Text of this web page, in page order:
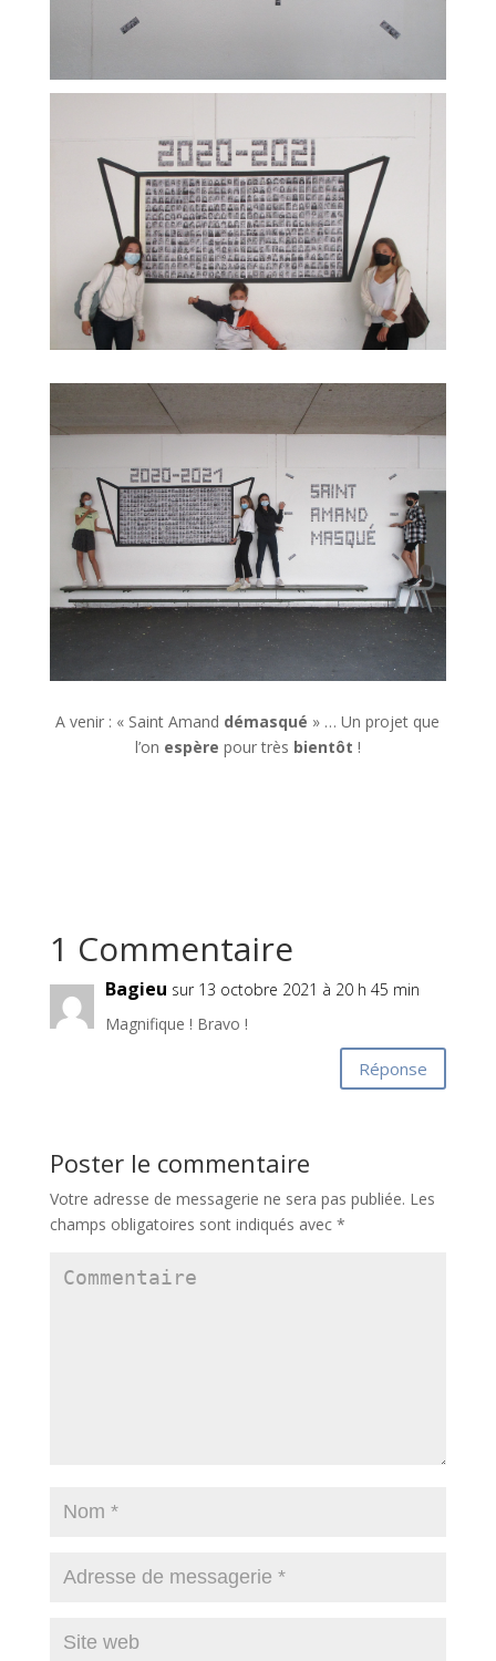
A venir : « Saint Amand démasqué » … Un projet que
l’on espère pour très bientôt !
1 Commentaire
Bagieu sur 13 octobre 2021 à 20 h 45 min
Magnifique ! Bravo !
Réponse
Poster le commentaire
Votre adresse de messagerie ne sera pas publiée. Les
champs obligatoires sont indiqués avec *